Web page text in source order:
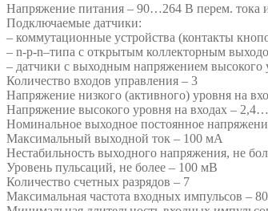
Напряжение питания – 90…264 В перем. тока
Подключаемые датчики:
– коммутационные устройства (контакты
– n-p-n–типа с открытым коллекторным
– датчики с выходным напряжением высокого
Количество входов управления – 3
Напряжение низкого (активного) уровня на
Напряжение высокого уровня на входах –
Номинальное выходное постоянное
Максимальный выходной ток – 100 мА
Нестабильность выходного напряжения, не
Уровень пульсаций, не более – 100 мВ
Количество счетных разрядов – 7
Максимальная частота входных импульсов –